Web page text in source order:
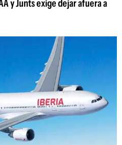
y Junts exige dejar afuera a